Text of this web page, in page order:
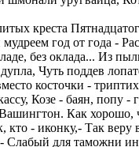
креста
год от года -
без оклада... Из
Чуть поддев
косточки -
Козе - баян,
Как хорошо,
кто - иконку,- Так
Слабый для таможни